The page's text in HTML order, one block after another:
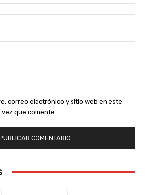
correo electrónico y sitio web en este
que comente.